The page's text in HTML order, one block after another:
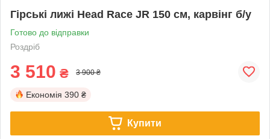
Гірські лижі Head Race JR 150 см, карвінг б/у
Готово до відправки
Роздріб
3 510 ₴ 3 900 ₴
Економія 390 ₴
Купити